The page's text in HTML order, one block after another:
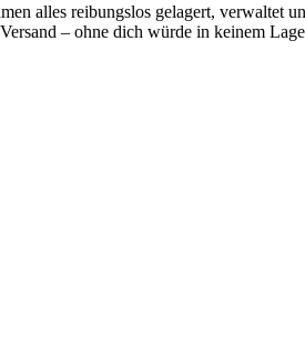
alles reibungslos gelagert,
– ohne dich würde in keinem